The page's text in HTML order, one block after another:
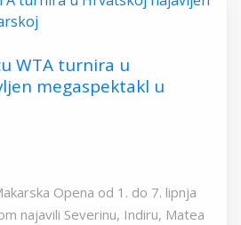
WTA turnira u
megaspektakl u
Opena od 1. do 7. lipnja
najavili Severinu, Indiru, Matea